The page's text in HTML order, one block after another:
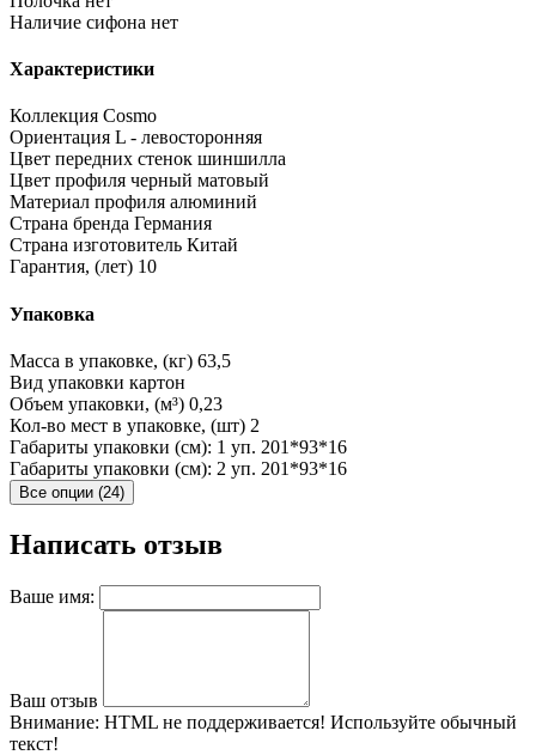
Наличие сифона нет
Характеристики
Коллекция Cosmo
Ориентация L - левосторонняя
Цвет передних стенок шиншилла
Цвет профиля черный матовый
Материал профиля алюминий
Страна бренда Германия
Страна изготовитель Китай
Гарантия, (лет) 10
Упаковка
Масса в упаковке, (кг) 63,5
Вид упаковки картон
Объем упаковки, (м³) 0,23
Кол-во мест в упаковке, (шт) 2
Габариты упаковки (см): 1 уп. 201*93*16
Габариты упаковки (см): 2 уп. 201*93*16
Все опции (24)
Написать отзыв
Ваше имя:
Ваш отзыв
Внимание: HTML не поддерживается! Используйте обычный
текст!